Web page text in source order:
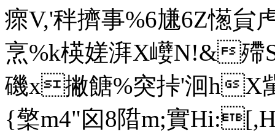
瘝V,'秚擠事%6尲6Z憽貟
烹%k楧嫅湃X巕N!&
磯x撇餹%突挊'洄hX歶
{檠m4"囟8陹m;實